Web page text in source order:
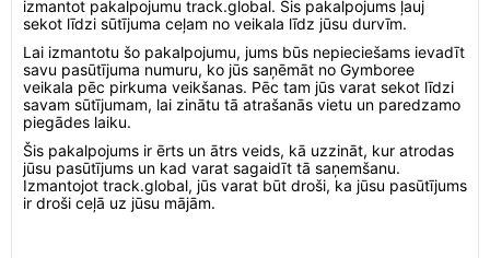
izmantot pakalpojumu track.global. Šis pakalpojums ļauj
sekot līdzi sūtījuma ceļam no veikala līdz jūsu durvīm.
Lai izmantotu šo pakalpojumu, jums būs nepieciešams ievadīt
savu pasūtījuma numuru, ko jūs saņēmāt no Gymboree
veikala pēc pirkuma veikšanas. Pēc tam jūs varat sekot līdzi
savam sūtījumam, lai zinātu tā atrašanās vietu un paredzamo
piegādes laiku.
Šis pakalpojums ir ērts un ātrs veids, kā uzzināt, kur atrodas
jūsu pasūtījums un kad varat sagaidīt tā saņemšanu.
Izmantojot track.global, jūs varat būt droši, ka jūsu pasūtījums
ir droši ceļā uz jūsu mājām.